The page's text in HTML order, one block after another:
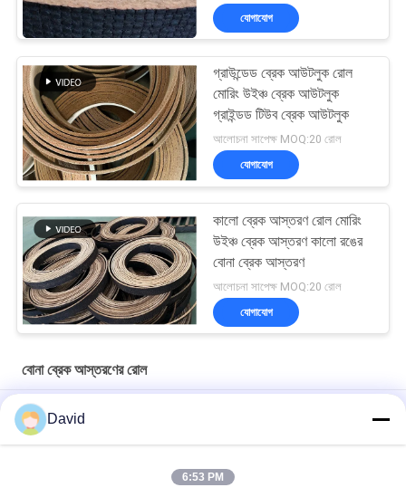
যোগাযোগ
গ্রাউন্ডেড ব্রেক আউটলুক রোল
মোরিং উইঞ্চ ব্রেক আউটলুক
গ্রাইন্ডড টিউব ব্রেক আউটলুক
আলোচনা সাপেক্ষ MOQ:20 রোল
যোগাযোগ
কালো ব্রেক আস্তরণ রোল মোরিং
উইঞ্চ ব্রেক আস্তরণ কালো রঙের
বোনা ব্রেক আস্তরণ
আলোচনা সাপেক্ষ MOQ:20 রোল
যোগাযোগ
বোনা ব্রেক আস্তরণের রোল
শিল্প মেশিনের জন্য অ্যাসবেস্ট নন বোনা ব্রেক আউটলুক রোল অ্যাঙ্কর উইন্ডলাস উইঞ্চ
অ্যাজবেস্টম মুক্ত বোনা ব্রেক আস্তরণের রোল
ক্যাপস্টান লিফট অয়েল ড্রিলিং মেশিনের জন্য নমনীয় উইঞ্চ উইন্ডলাস বোনা ব্রেক আস্তরণের
David
6:53 PM